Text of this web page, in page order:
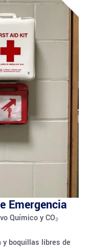
Emergencia
Químico y CO₂
y boquillas libres de